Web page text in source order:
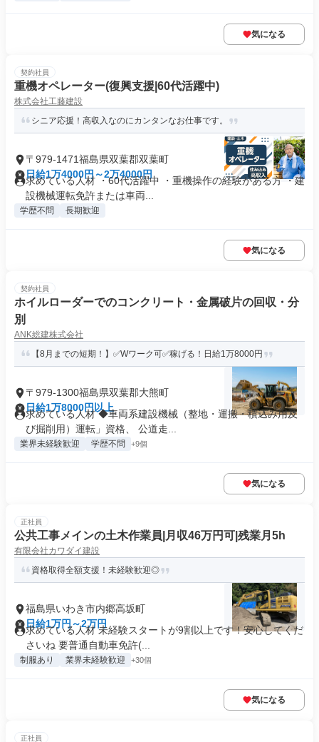
気になる
契約社員
重機オペレーター(復興支援|60代活躍中)
株式会社工藤建設
シニア応援！高収入なのにカンタンなお仕事です。
〒979-1471福島県双葉郡双葉町
日給1万4000円～2万4000円
求めている人材 ・60代活躍中 ・重機操作の経験がある方 ・建
設機械運転免許または車両...
学歴不問 長期歓迎
気になる
契約社員
ホイルローダーでのコンクリート・金属破片の回収・分
別
ANK総建株式会社
【8月までの短期！】✅Wワーク可✅稼げる！日給1万8000円
〒979-1300福島県双葉郡大熊町
日給1万8000円以上
求めている人材 ◆車両系建設機械（整地・運搬・積込み用及
び掘削用）運転」資格、 公道走...
業界未経験歓迎 学歴不問 +9個
気になる
正社員
公共工事メインの土木作業員|月収46万円可|残業月5h
有限会社カワダイ建設
資格取得全額支援！未経験歓迎◎
福島県いわき市内郷高坂町
日給1万円～2万円
求めている人材 未経験スタートが9割以上です！安心してくだ
さいね 要普通自動車免許(...
制服あり 業界未経験歓迎 +30個
気になる
正社員